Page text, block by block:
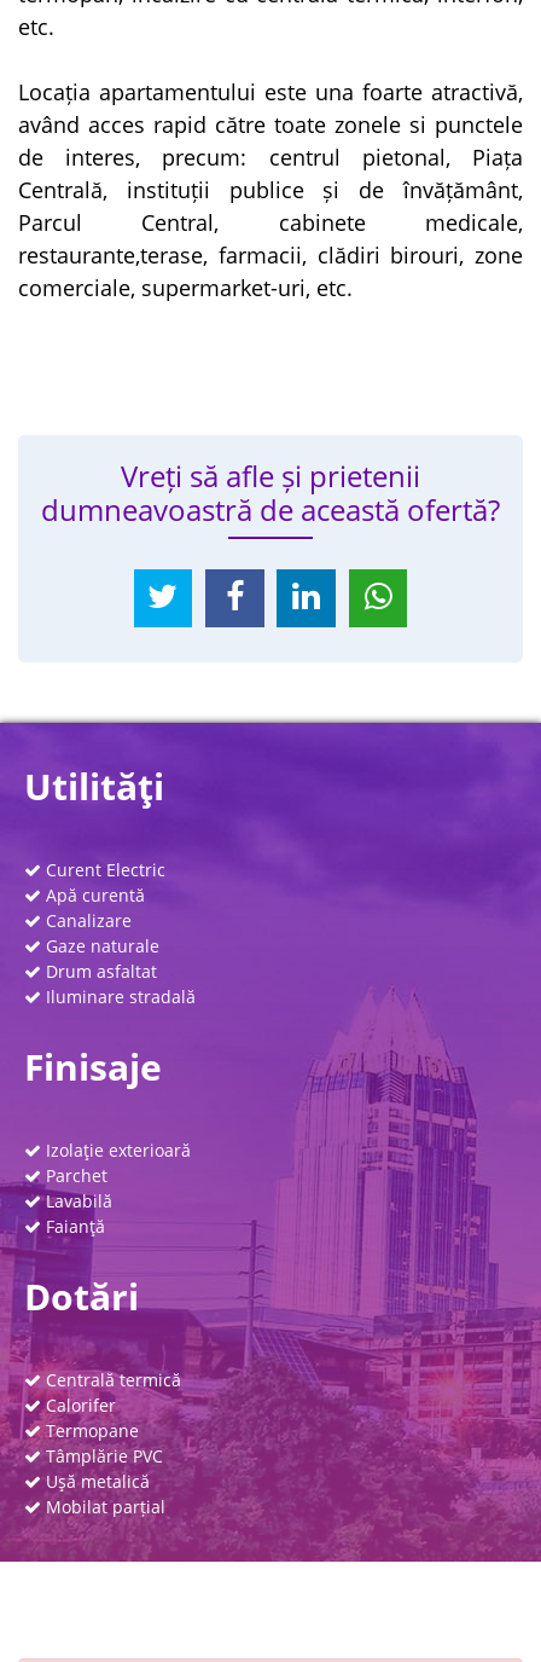
etc.
Locația apartamentului este una foarte atractivă,
având acces rapid către toate zonele si punctele
de interes, precum: centrul pietonal, Piața
Centrală, instituții publice și de învățământ,
Parcul Central, cabinete medicale,
restaurante,terase, farmacii, clădiri birouri, zone
comerciale, supermarket-uri, etc.
Vreți să afle și prietenii
dumneavoastră de această ofertă?
Utilităţi
Curent Electric
Apă curentă
Canalizare
Gaze naturale
Drum asfaltat
Iluminare stradală
Finisaje
Izolaţie exterioară
Parchet
Lavabilă
Faianţă
Dotări
Centrală termică
Calorifer
Termopane
Tâmplărie PVC
Uşă metalică
Mobilat parțial